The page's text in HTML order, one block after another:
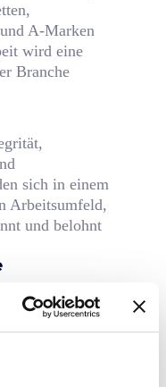
A-Marken
wird eine
Branche
sich in einem
Arbeitsumfeld,
und belohnt
Wohlbefinden
eine gesunde
soweit